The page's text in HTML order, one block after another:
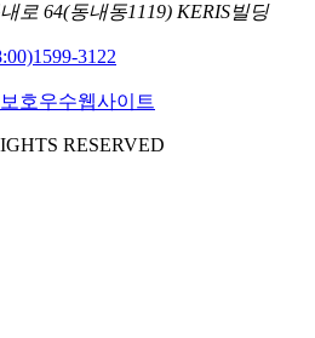
로 64(동내동1119) KERIS빌딩
1599-3122
RESERVED